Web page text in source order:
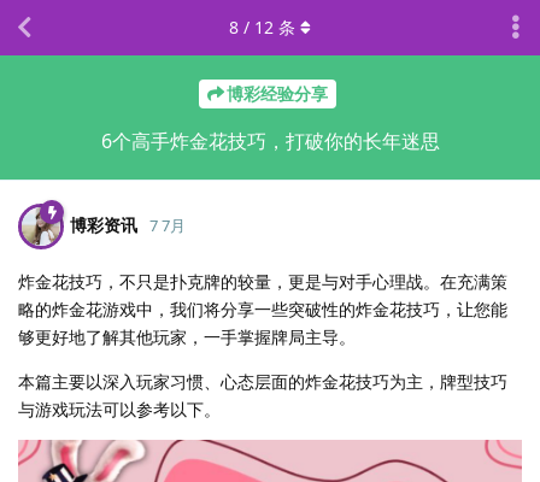
博彩经验分享
6个高手炸金花技巧，打破你的长年迷思
8 / 12 条
博彩资讯 7 7月
炸金花技巧，不只是扑克牌的较量，更是与对手心理战。在充满策
略的炸金花游戏中，我们将分享一些突破性的炸金花技巧，让您能
够更好地了解其他玩家，一手掌握牌局主导。
本篇主要以深入玩家习惯、心态层面的炸金花技巧为主，牌型技巧
与游戏玩法可以参考以下。